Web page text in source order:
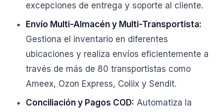
excepciones de entrega y soporte al cliente.
Envío Multi-Almacén y Multi-Transportista:
Gestiona el inventario en diferentes
ubicaciones y realiza envíos eficientemente a
través de más de 80 transportistas como
Ameex, Ozon Express, Coliix y Sendit.
Conciliación y Pagos COD: Automatiza la